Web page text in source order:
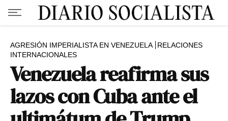
AGRESIÓN IMPERIALISTA EN VENEZUELA
RELACIONES
INTERNACIONALES
Venezuela reafirma sus
lazos con Cuba ante el